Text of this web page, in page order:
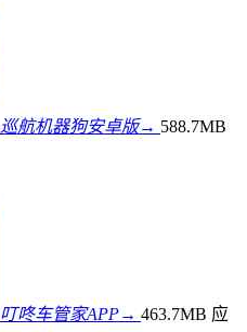
巡航机器狗安卓版→ 588.7MB
叮咚车管家APP→ 463.7MB 应